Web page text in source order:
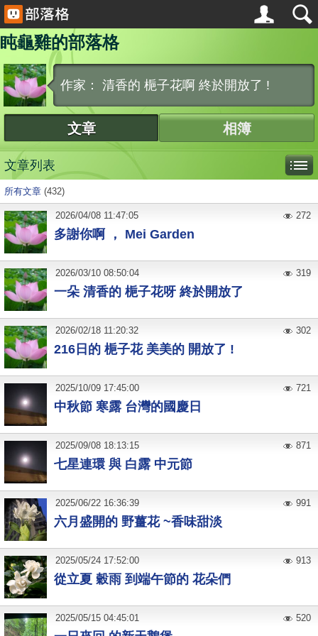
盹龜雞的部落格
作家： 清香的 梔子花啊 終於開放了 !
文章 相簿
文章列表
所有文章 (432)
多謝你啊 ， Mei Garden
2026/04/08 11:47:05 272
一朵 清香的 梔子花呀 終於開放了
2026/03/10 08:50:04 319
216日的 梔子花 美美的 開放了 !
2026/02/18 11:20:32 302
中秋節 寒露 台灣的國慶日
2025/10/09 17:45:00 721
七星連環 與 白露 中元節
2025/09/08 18:13:15 871
六月盛開的 野薑花 ~香味甜淡
2025/06/22 16:36:39 991
從立夏 穀雨 到端午節的 花朵們
2025/05/24 17:52:00 913
2025/05/15 04:45:01 520